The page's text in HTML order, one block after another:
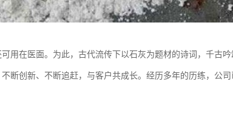
用在医面。为此，古代流传下以石灰为题材的诗词，千古吟
断创新、不断追赶，与客户共成长。经历多年的历练，公